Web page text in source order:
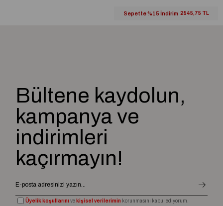
Sepette %15 İndirim 2545,75 TL
Bültene kaydolun,
kampanya ve
indirimleri
kaçırmayın!
Üyelik koşullarını ve kişisel verilerimin korunmasını kabul ediyorum.